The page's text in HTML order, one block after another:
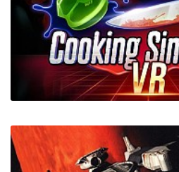
Monolith